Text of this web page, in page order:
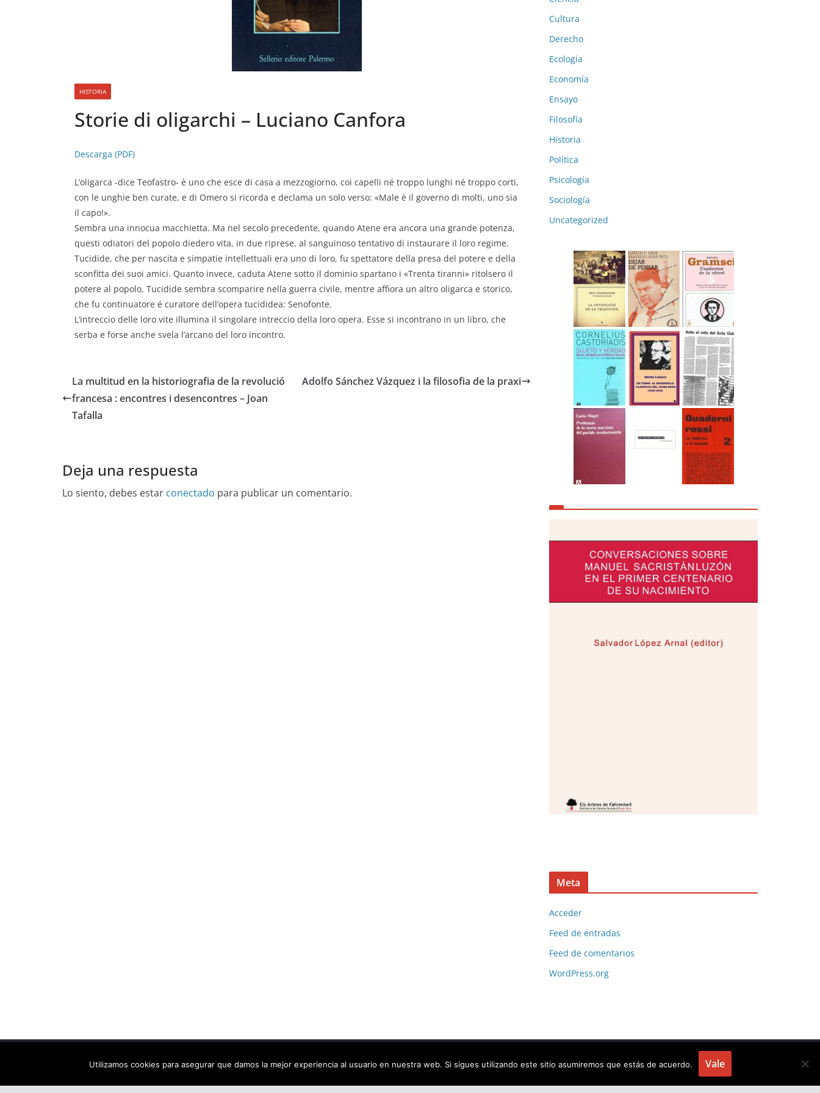
HISTORIA
Storie di oligarchi – Luciano Canfora
Descarga (PDF)
L’oligarca -dice Teofastro- è uno che esce di casa a mezzogiorno, coi capelli né troppo lunghi né troppo corti,
con le unghie ben curate, e di Omero si ricorda e declama un solo verso: «Male è il governo di molti, uno sia
il capo!».
Sembra una innocua macchietta. Ma nel secolo precedente, quando Atene era ancora una grande potenza,
questi odiatori del popolo diedero vita, in due riprese, al sanguinoso tentativo di instaurare il loro regime.
Tucidide, che per nascita e simpatie intellettuali era uno di loro, fu spettatore della presa del potere e della
sconfitta dei suoi amici. Quanto invece, caduta Atene sotto il dominio spartano i «Trenta tiranni» ritolsero il
potere al popolo, Tucidide sembra scomparire nella guerra civile, mentre affiora un altro oligarca e storico,
che fu continuatore é curatore dell’opera tucididea: Senofonte.
L’intreccio delle loro vite illumina il singolare intreccio della loro opera. Esse si incontrano in un libro, che
serba e forse anche svela l’arcano del loro incontro.
La multitud en la historiografia de la revolució
francesa : encontres i desencontres – Joan
Tafalla
Adolfo Sánchez Vázquez i la filosofia de la praxi
Deja una respuesta
Lo siento, debes estar conectado para publicar un comentario.
Cultura
Derecho
Ecología
Economía
Ensayo
Filosofía
Historia
Política
Psicología
Sociología
Uncategorized
Meta
Acceder
Feed de entradas
Feed de comentarios
WordPress.org
Copyright © 2026 Els arbres de Fahrenheit: biblioteca virtual
. Todos los derechos reservados.
Utilizamos cookies para asegurar que damos la mejor experiencia al usuario en nuestra web. Si sigues utilizando este sitio asumiremos que estás de acuerdo. Vale